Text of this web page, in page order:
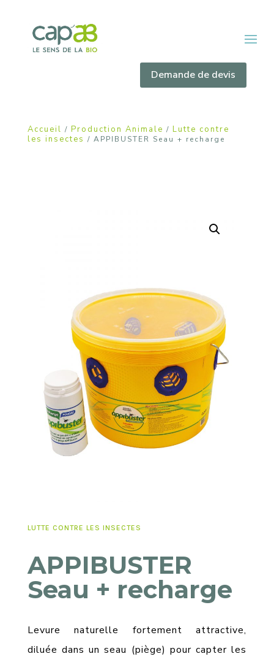
Demande de devis
Accueil / Production Animale / Lutte contre
les insectes / APPIBUSTER Seau + recharge
LUTTE CONTRE LES INSECTES
APPIBUSTER
Seau + recharge
Levure naturelle fortement attractive,
diluée dans un seau (piège) pour capter les